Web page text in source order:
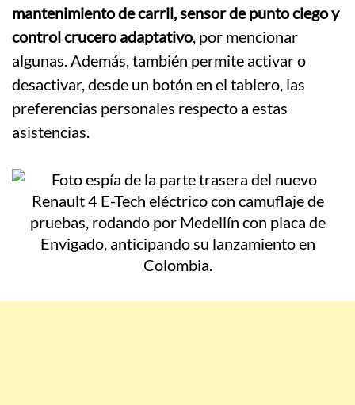
mantenimiento de carril, sensor de punto ciego y
control crucero adaptativo, por mencionar
algunas. Además, también permite activar o
desactivar, desde un botón en el tablero, las
preferencias personales respecto a estas
asistencias.